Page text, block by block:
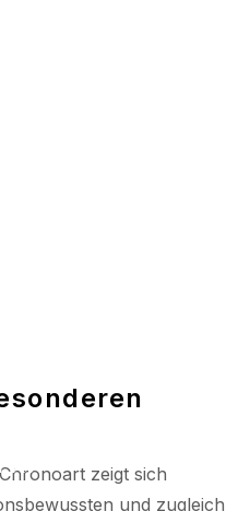
zeigt sich
und zugleich